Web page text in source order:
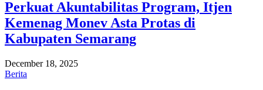
Perkuat Akuntabilitas Program, Itjen
Kemenag Monev Asta Protas di
Kabupaten Semarang
December 18, 2025
Berita